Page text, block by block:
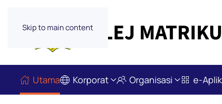
Skip to main content
Utama Korporat Organisasi e-